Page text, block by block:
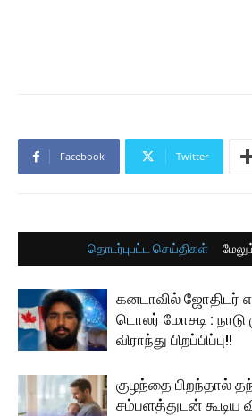
Facebook Twitter
தொடர்புபட்ட செய்திகள்
கனடாவில் ஜோதிடர்
டொலர் மோசடி : நாடு
விராந்து பிறப்பிப்பு!!
குழந்தை பிறந்தால்
சம்பளத்துடன் கூடிய